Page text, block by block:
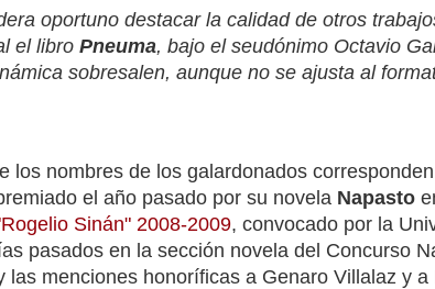
oportuno destacar la calidad de otros
el libro Pneuma, bajo el seudónimo Octavio
sobresalen, aunque no se ajusta al
los nombres de los galardonados
el año pasado por su novela Napasto
Sinán" 2008-2009, convocado por la
pasados en la sección novela del Concurso
las menciones honoríficas a Genaro Villalaz y a